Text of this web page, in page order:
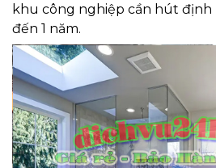
khu công nghiệp cần hút định
đến 1 năm.